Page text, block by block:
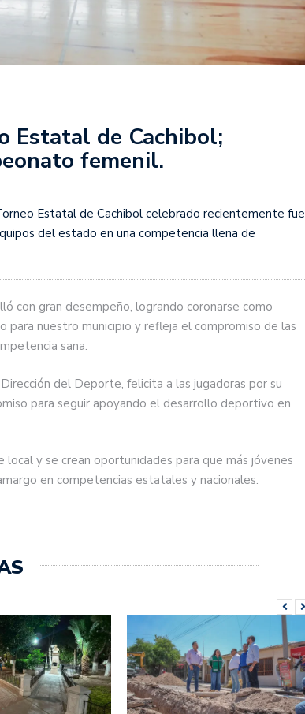
Estatal de Cachibol;
femenil.
Estatal de Cachibol celebrado recientemente fue
del estado en una competencia llena de
con gran desempeño, logrando coronarse como
nuestro municipio y refleja el compromiso de las
sana.
del Deporte, felicita a las jugadoras por su
para seguir apoyando el desarrollo deportivo en
y se crean oportunidades para que más jóvenes
en competencias estatales y nacionales.